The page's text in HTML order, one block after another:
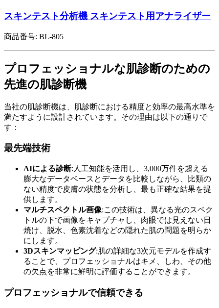
スキンテスト分析機 スキンテスト用アナライザー
商品番号: BL-805
プロフェッショナルな肌診断のための
先進の肌診断機
当社の肌診断機は、肌診断における精度と効率の最高水準を
満たすように設計されています。その理由は以下の通りで
す：
最先端技術
AIによる診断:人工知能を活用し、3,000万件を超える
膨大なデータベースとデータを比較しながら、比類の
ない精度で皮膚の状態を分析し、最も正確な結果を提
供します。
マルチスペクトル画像:この技術は、異なる光のスペク
トルの下で画像をキャプチャし、肉眼では見えない日
焼け、脱水、色素沈着などの隠れた肌の問題を明らか
にします。
3Dスキンマッピング:肌の詳細な3次元モデルを作成す
ることで、プロフェッショナルはキメ、しわ、その他
の欠点を非常に鮮明に評価することができます。
プロフェッショナルで信頼できる